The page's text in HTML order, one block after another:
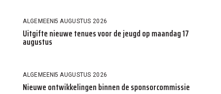
ALGEMEEN5 AUGUSTUS 2026
Uitgifte nieuwe tenues voor de jeugd op maandag 17
augustus
ALGEMEEN5 AUGUSTUS 2026
Nieuwe ontwikkelingen binnen de sponsorcommissie